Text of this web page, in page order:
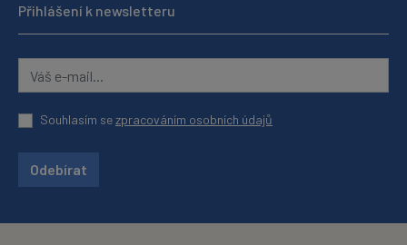
Přihlášení k newsletteru
Souhlasím sezpracováním osobních údajů
Odebírat